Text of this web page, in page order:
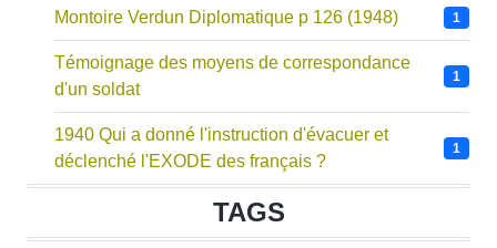
Montoire Verdun Diplomatique p 126 (1948) 1
Témoignage des moyens de correspondance
d'un soldat
1
1940 Qui a donné l'instruction d'évacuer et
déclenché l'EXODE des français ?
1
TAGS